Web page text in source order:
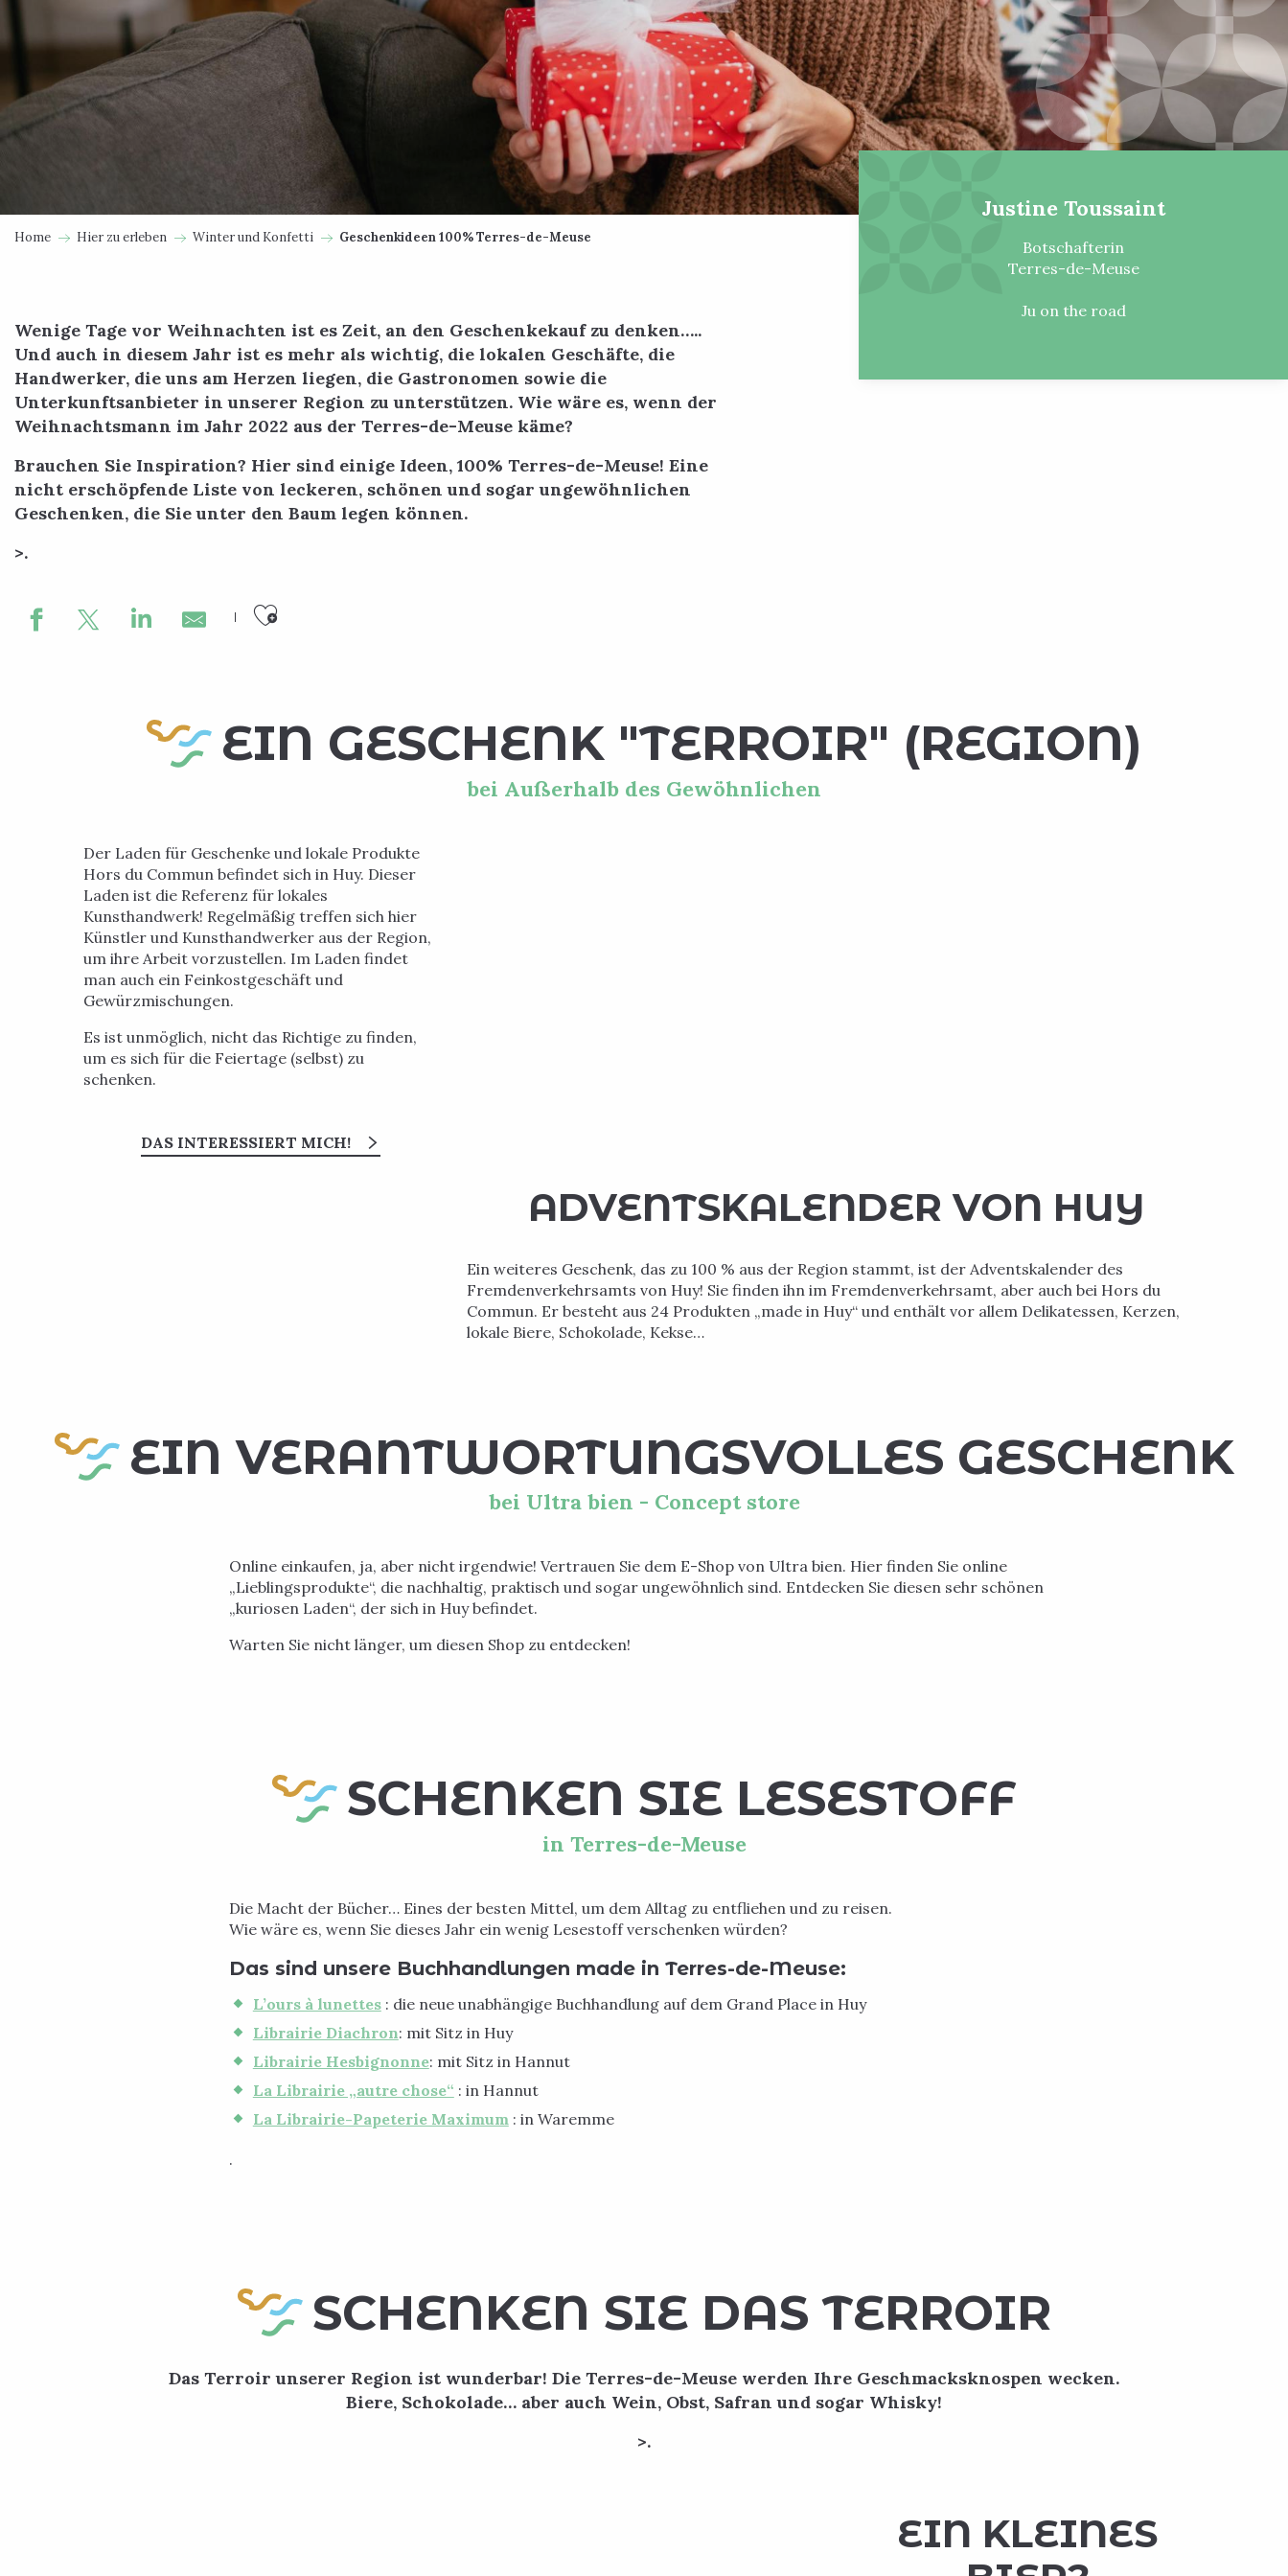
Home Hier zu erleben Winter und Konfetti Geschenkideen 100% Terres-de-Meuse
Wenige Tage vor Weihnachten ist es Zeit, an den Geschenkekauf zu denken…..
Und auch in diesem Jahr ist es mehr als wichtig, die lokalen Geschäfte, die
Handwerker, die uns am Herzen liegen, die Gastronomen sowie die
Unterkunftsanbieter in unserer Region zu unterstützen. Wie wäre es, wenn der
Weihnachtsmann im Jahr 2022 aus der Terres-de-Meuse käme?
Brauchen Sie Inspiration? Hier sind einige Ideen, 100% Terres-de-Meuse! Eine
nicht erschöpfende Liste von leckeren, schönen und sogar ungewöhnlichen
Geschenken, die Sie unter den Baum legen können.
>.
Ajouter aux favoris
Justine Toussaint
Botschafterin
Terres-de-Meuse
Ju on the road
EIN GESCHENK "TERROIR" (REGION)
bei Außerhalb des Gewöhnlichen
Der Laden für Geschenke und lokale Produkte
Hors du Commun befindet sich in Huy. Dieser
Laden ist die Referenz für lokales
Kunsthandwerk! Regelmäßig treffen sich hier
Künstler und Kunsthandwerker aus der Region,
um ihre Arbeit vorzustellen. Im Laden findet
man auch ein Feinkostgeschäft und
Gewürzmischungen.
Es ist unmöglich, nicht das Richtige zu finden,
um es sich für die Feiertage (selbst) zu
schenken.
DAS INTERESSIERT MICH!
ADVENTSKALENDER VON HUY
Ein weiteres Geschenk, das zu 100 % aus der Region stammt, ist der Adventskalender des
Fremdenverkehrsamts von Huy! Sie finden ihn im Fremdenverkehrsamt, aber auch bei Hors du
Commun. Er besteht aus 24 Produkten „made in Huy“ und enthält vor allem Delikatessen, Kerzen,
lokale Biere, Schokolade, Kekse…
EIN VERANTWORTUNGSVOLLES GESCHENK
bei Ultra bien - Concept store
Online einkaufen, ja, aber nicht irgendwie! Vertrauen Sie dem E-Shop von Ultra bien. Hier finden Sie online
„Lieblingsprodukte“, die nachhaltig, praktisch und sogar ungewöhnlich sind. Entdecken Sie diesen sehr schönen
„kuriosen Laden“, der sich in Huy befindet.
Warten Sie nicht länger, um diesen Shop zu entdecken!
SCHENKEN SIE LESESTOFF
in Terres-de-Meuse
Die Macht der Bücher… Eines der besten Mittel, um dem Alltag zu entfliehen und zu reisen.
Wie wäre es, wenn Sie dieses Jahr ein wenig Lesestoff verschenken würden?
Das sind unsere Buchhandlungen made in Terres-de-Meuse:
L’ours à lunettes: die neue unabhängige Buchhandlung auf dem Grand Place in Huy
Librairie Diachron: mit Sitz in Huy
Librairie Hesbignonne: mit Sitz in Hannut
La Librairie „autre chose“ : in Hannut
La Librairie-Papeterie Maximum : in Waremme
.
SCHENKEN SIE DAS TERROIR
Das Terroir unserer Region ist wunderbar! Die Terres-de-Meuse werden Ihre Geschmacksknospen wecken.
Biere, Schokolade… aber auch Wein, Obst, Safran und sogar Whisky!
>.
EIN KLEINES